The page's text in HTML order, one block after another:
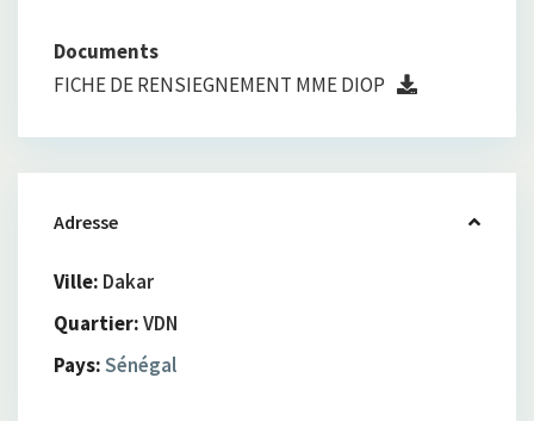
Documents
FICHE DE RENSIEGNEMENT MME DIOP
Adresse
Ville: Dakar
Quartier:VDN
Pays:Sénégal